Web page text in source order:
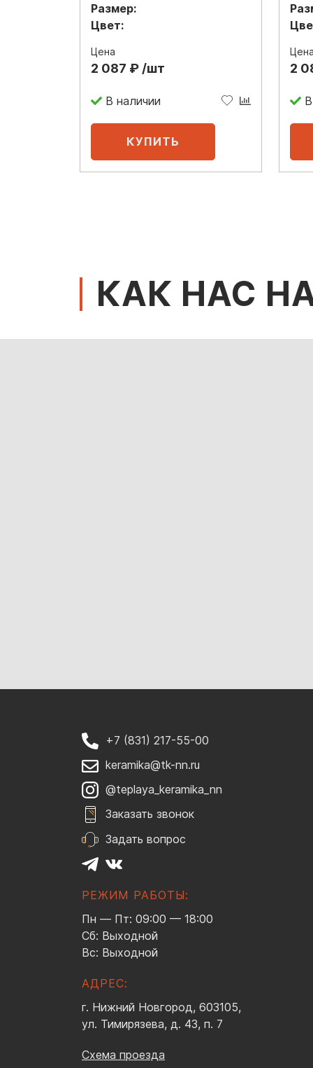
Размер:
Цвет:
Цена
2 087 ₽ /шт
В наличии
2
КАК НАС
+7 (831) 217-55-00
keramika@tk-nn.ru
@teplaya_keramika_nn
Заказать звонок
Задать вопрос
РЕЖИМ РАБОТЫ:
Пн — Пт: 09:00 — 18:00
Сб: Выходной
Вс: Выходной
АДРЕС:
г. Нижний Новгород, 603105,
ул. Тимирязева, д. 43, п. 7
Схема проезда